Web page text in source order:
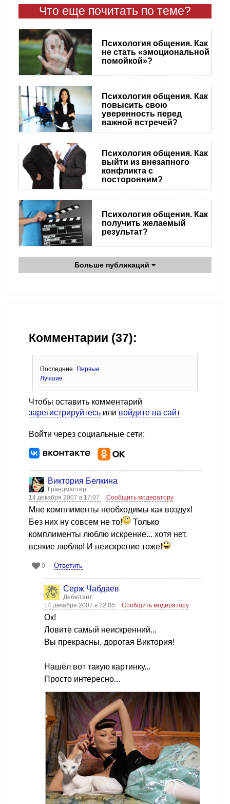
Что еще почитать по теме?
Психология общения. Как
не стать «эмоциональной
помойкой»?
Психология общения. Как
повысить свою
уверенность перед
важной встречей?
Психология общения. Как
выйти из внезапного
конфликта с
посторонним?
Психология общения. Как
получить желаемый
результат?
Больше публикаций
Комментарии (37):
Последние
Первые
Лучшие
Чтобы оставить комментарий
зарегистрируйтесь или войдите на сайт
Войти через социальные сети:
Виктория Белкина
Грандмастер
14 декабря 2007 в 17:07
Сообщить модератору
Мне комплименты необходимы как воздух!
Без них ну совсем не то!
Только
комплименты люблю искрение... хотя нет,
всякие люблю! И неискрение тоже!
0 Ответить
Серж Чабдаев
Дебютант
14 декабря 2007 в 22:05
Сообщить модератору
Ок!
Ловите самый неискренний...
Вы прекрасны, дорогая Виктория!
Нашёл вот такую картинку...
Просто интересно...